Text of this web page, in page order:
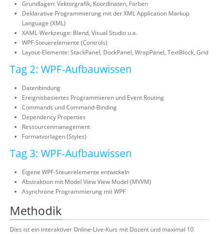
Grundlagen: Vektorgrafik, Koordinaten, Farben
Deklarative Programmierung mit der XML Application Markup
Language (XML)
XAML-Werkzeuge: Blend, Visual Studio u.a.
WPF-Steuerelemente (Controls)
Layout-Elemente: StackPanel, DockPanel, WrapPanel, TextBlock, Grid
Tag 2: WPF-Aufbauwissen
Datenbindung
Ereignisbasiertes Programmieren und Event Routing
Commands und Command-Binding
Dependency Properties
Ressourcenmanagement
Formatvorlagen (Styles)
Tag 3: WPF-Aufbauwissen
Eigene WPF-Steuerelemente entwickeln
Abstraktion mit Model View View Model (MVVM)
Asynchrone Programmierung mit WPF
Methodik
Dies ist ein interaktiver Online-Live-Kurs mit Dozent und maximal 10